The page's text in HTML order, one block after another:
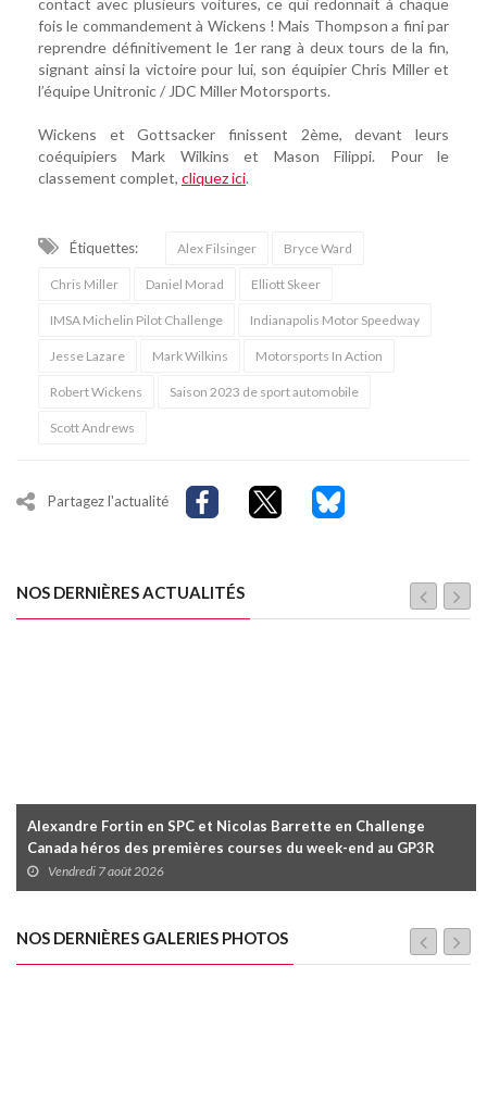
contact avec plusieurs voitures, ce qui redonnait à chaque
fois le commandement à Wickens ! Mais Thompson a fini par
reprendre définitivement le 1er rang à deux tours de la fin,
signant ainsi la victoire pour lui, son équipier Chris Miller et
l’équipe Unitronic / JDC Miller Motorsports.
Wickens et Gottsacker finissent 2ème, devant leurs
coéquipiers Mark Wilkins et Mason Filippi. Pour le
classement complet, cliquez ici.
Étiquettes: Alex Filsinger Bryce Ward
Chris Miller Daniel Morad Elliott Skeer
IMSA Michelin Pilot Challenge Indianapolis Motor Speedway
Jesse Lazare Mark Wilkins Motorsports In Action
Robert Wickens Saison 2023 de sport automobile
Scott Andrews
Partagez l'actualité
NOS DERNIÈRES ACTUALITÉS
Alexandre Fortin en SPC et Nicolas Barrette en Challenge
Canada héros des premières courses du week-end au GP3R
Vendredi 7 août 2026
NOS DERNIÈRES GALERIES PHOTOS